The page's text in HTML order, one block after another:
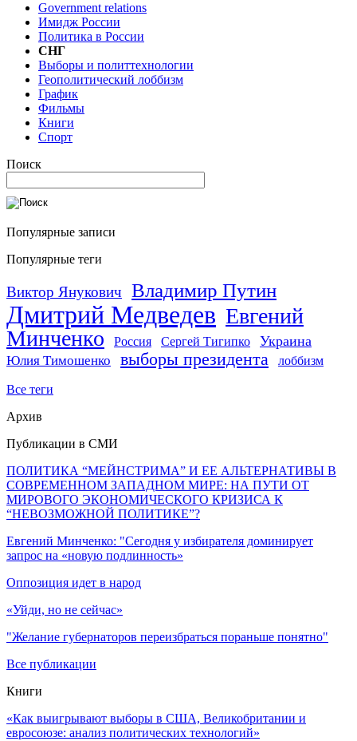
Government relations
Имидж России
Политика в России
СНГ
Выборы и политтехнологии
Геополитический лоббизм
График
Фильмы
Книги
Спорт
Поиск
Популярные записи
Популярные теги
Виктор Янукович Владимир Путин
Дмитрий Медведев Евгений
Минченко
Россия Сергей Тигипко Украина
Юлия Тимошенко выборы президента лоббизм
Все теги
Архив
Публикации в СМИ
ПОЛИТИКА “МЕЙНСТРИМА” И ЕЕ АЛЬТЕРНАТИВЫ В
СОВРЕМЕННОМ ЗАПАДНОМ МИРЕ: НА ПУТИ ОТ
МИРОВОГО ЭКОНОМИЧЕСКОГО КРИЗИСА К
“НЕВОЗМОЖНОЙ ПОЛИТИКЕ”?
Евгений Минченко: "Сегодня у избирателя доминирует
запрос на «новую подлинность»
Оппозиция идет в народ
«Уйди, но не сейчас»
"Желание губернаторов переизбраться пораньше понятно"
Все публикации
Книги
«Как выигрывают выборы в США, Великобритании и
евросоюзе: анализ политических технологий»